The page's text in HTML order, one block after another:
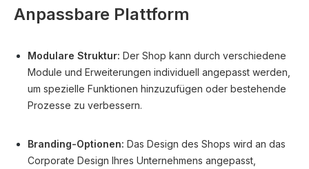
Anpassbare Plattform
Modulare Struktur: Der Shop kann durch verschiedene
Module und Erweiterungen individuell angepasst werden,
um spezielle Funktionen hinzuzufügen oder bestehende
Prozesse zu verbessern.
Branding-Optionen: Das Design des Shops wird an das
Corporate Design Ihres Unternehmens angepasst,